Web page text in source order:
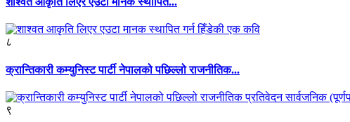
८
क्रान्तिकारी कम्युनिस्ट पार्टी नेपालको पछिल्लो राजनीतिक...
९